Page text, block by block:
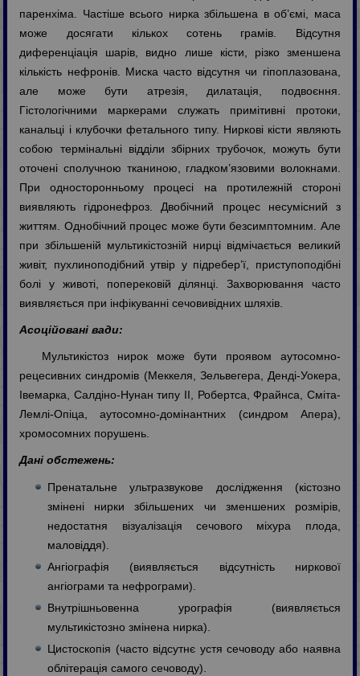
паренхіма. Частіше всього нирка збільшена в об’ємі, маса
може досягати кількох сотень грамів. Відсутня
диференціація шарів, видно лише кісти, різко зменшена
кількість нефронів. Миска часто відсутня чи гіпоплазована,
але може бути атрезія, дилатація, подвоєння.
Гістологічними маркерами служать примітивні протоки,
канальці і клубочки фетального типу. Ниркові кісти являють
собою термінальні відділи збірних трубочок, можуть бути
оточені сполучною тканиною, гладком’язовими волокнами.
При односторонньому процесі на протилежній стороні
виявляють гідронефроз. Двобічний процес несумісний з
життям. Однобічний процес може бути безсимптомним. Але
при збільшеній мультикістозній нирці відмічається великий
живіт, пухлиноподібний утвір у підребер’ї, приступоподібні
болі у животі, поперековій ділянці. Захворювання часто
виявляється при інфікуванні сечовивідних шляхів.
Асоційовані вади:
Мультикістоз нирок може бути проявом аутосомно-
рецесивних синдромів (Меккеля, Зельвегера, Денді-Уокера,
Івемарка, Салдіно-Нунан типу II, Робертса, Фрайнса, Сміта-
Лемлі-Опіца, аутосомно-домінантних (синдром Апера),
хромосомних порушень.
Дані обстежень:
Пренатальне ультразвукове дослідження (кістозно
змінені нирки збільшених чи зменшених розмірів,
недостатня візуалізація сечового міхура плода,
маловіддя).
Ангіографія (виявляється відсутність ниркової
ангіограми та нефрограми).
Внутрішньовенна урографія (виявляється
мультикістозно змінена нирка).
Цистоскопія (часто відсутнє устя сечоводу або наявна
облітерація самого сечоводу).